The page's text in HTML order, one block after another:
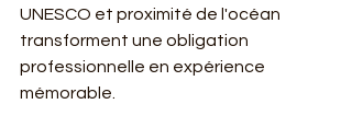
UNESCO et proximité de l'océan
transforment une obligation
professionnelle en expérience
mémorable.